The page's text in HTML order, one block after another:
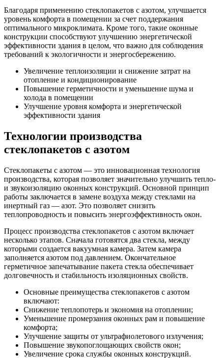
Благодаря применению стеклопакетов с азотом, улучшается
уровень комфорта в помещении за счет поддержания
оптимального микроклимата. Кроме того, такие оконные
конструкции способствуют улучшению энергетической
эффективности здания в целом, что важно для соблюдения
требований к экологичности и энергосбережению.
Увеличение теплоизоляции и снижение затрат на
отопление и кондиционирование
Повышение герметичности и уменьшение шума и
холода в помещении
Улучшение уровня комфорта и энергетической
эффективности здания
Технологии производства
стеклопакетов с азотом
Стеклопакеты с азотом — это инновационная технология
производства, которая позволяет значительно улучшить тепло-
и звукоизоляцию оконных конструкций. Основной принцип
работы заключается в замене воздуха между стеклами на
инертный газ — азот. Это позволяет снизить
теплопроводность и повысить энергоэффективность окон.
Процесс производства стеклопакетов с азотом включает
несколько этапов. Сначала готовятся два стекла, между
которыми создается вакуумная камера. Затем камера
заполняется азотом под давлением. Окончательное
герметичное запечатывание пакета стекла обеспечивает
долговечность и стабильность изоляционных свойств.
Основные преимущества стеклопакетов с азотом
включают:
Снижение теплопотерь и экономия на отоплении;
Уменьшение промерзания оконных рам и повышение
комфорта;
Улучшение защиты от ультрафиолетового излучения;
Повышение звукопоглощающих свойств окон;
Увеличение срока службы оконных конструкций.